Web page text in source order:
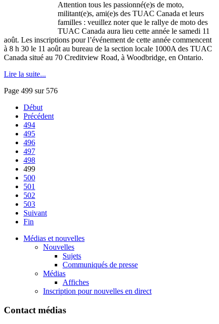
Attention tous les passionné(e)s de moto,
militant(e)s, ami(e)s des TUAC Canada et leurs
familles : veuillez noterque le rallye de moto des
TUAC Canada aura lieu cette année le samedi 11
août. Les inscriptions pourl’événement de cette année commencent
à 8 h 30 le 11 août au bureau de la section locale 1000A des TUAC
Canada situé au 70 Creditview Road, à Woodbridge, en Ontario.
Lire la suite...
Page 499 sur 576
Début
Précédent
494
495
496
497
498
499
500
501
502
503
Suivant
Fin
Médias et nouvelles
Nouvelles
Sujets
Communiqués de presse
Médias
Affiches
Inscription pour nouvelles en direct
Contact médias